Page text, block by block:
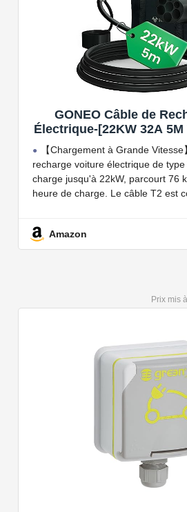
GONEO Câble de
Électrique-[22KW 32A 5M
Type 2 à Type 2 EV/
Sac de Transport,
3/S/X/Y, e-208, ID.5, E-
etc
【Chargement à Grande
recharge voiture électrique de
charge jusqu'à 22kW, parcourt 76
heure de charge. Le câble T2 est
【Conception Sécurisée】Nos
de recharge de type 1, CCS1,
voiture électrique de type 2 est
européenne IEC 62196 et convient
PHEV avec type 2 et CCS2.
Y/3/S/X, i3, iX, ID.3, ID.4, ID.5, E-
【Qualité Solide et Fiable】
utilise un câble TPU de haute
électrique, résistant à l'usure et à
10,000 cycles d'insertion et une
tonnes et un test de chute d'un
Amazon